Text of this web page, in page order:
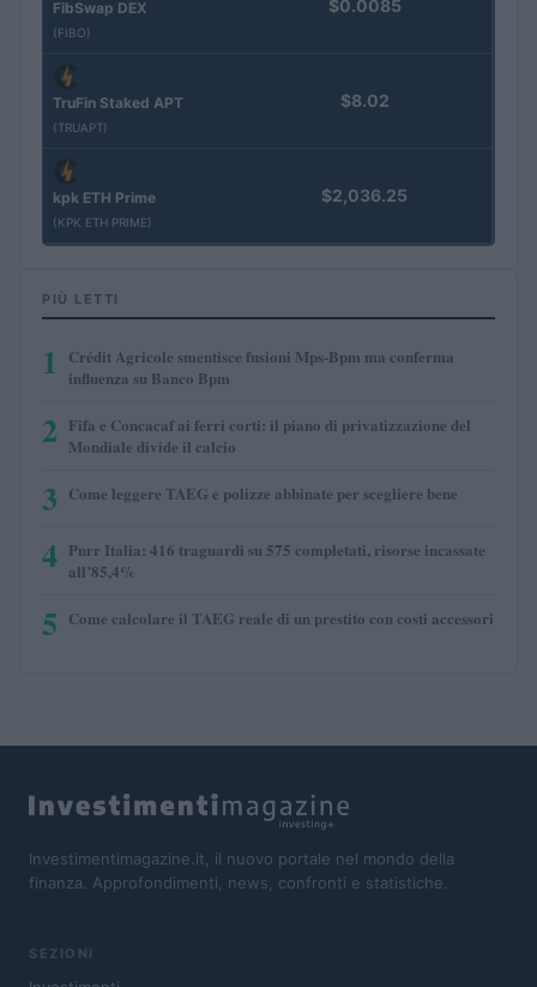
FibSwap DEX
(FIBO)
$0.0085
TruFin Staked APT
(TRUAPT)
$8.02
kpk ETH Prime
(KPK ETH PRIME)
$2,036.25
PIÙ LETTI
1
Crédit Agricole smentisce fusioni Mps-Bpm ma conferma
influenza su Banco Bpm
2 Fifa e Concacaf ai ferri corti: il piano di privatizzazione del
Mondiale divide il calcio
3 Come leggere TAEG e polizze abbinate per scegliere bene
4 Pnrr Italia: 416 traguardi su 575 completati, risorse incassate
all’85,4%
5 Come calcolare il TAEG reale di un prestito con costi accessori
Investimentimagazine.it, il nuovo portale nel mondo della
finanza. Approfondimenti, news, confronti e statistiche.
SEZIONI